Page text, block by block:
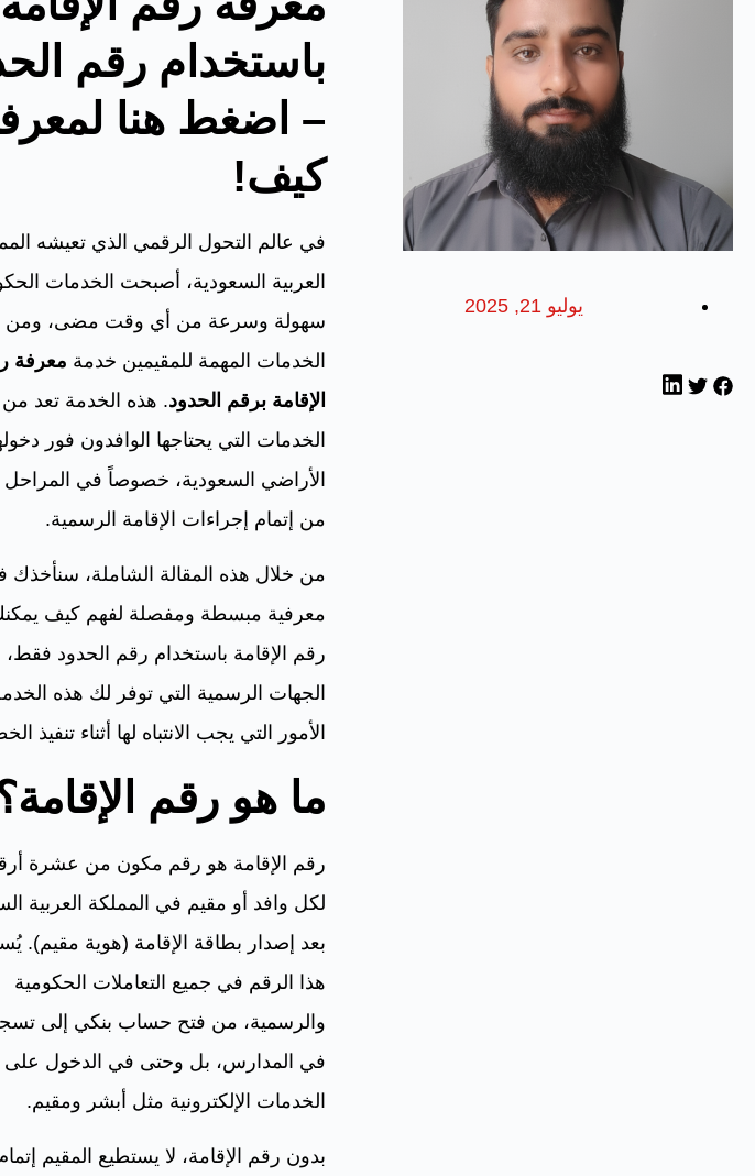
يوليو 21, 2025
باستخدام رقم
– اضغط هنا
كيف!
في عالم التحول الرقمي الذي تعيشه
العربية السعودية، أصبحت الخدمات
سهولة وسرعة من أي وقت مضى، ومن
الخدمات المهمة للمقيمين خدمة معرفة
الإقامة برقم الحدود. هذه الخدمة تعد من
الخدمات التي يحتاجها الوافدون فور
الأراضي السعودية، خصوصاً في المراحل
من إتمام إجراءات الإقامة الرسمية.
من خلال هذه المقالة الشاملة، سنأخذك
معرفية مبسطة ومفصلة لفهم كيف
رقم الإقامة باستخدام رقم الحدود
الجهات الرسمية التي توفر لك هذه
الأمور التي يجب الانتباه لها أثناء تنفيذ
ما هو رقم
رقم الإقامة هو رقم مكون من عشرة
لكل وافد أو مقيم في المملكة العربية
بعد إصدار بطاقة الإقامة (هوية مقيم).
هذا الرقم في جميع التعاملات الحكومية
والرسمية، من فتح حساب بنكي إلى
في المدارس، بل وحتى في الدخول على
الخدمات الإلكترونية مثل أبشر ومقيم.
بدون رقم الإقامة، لا يستطيع المقيم